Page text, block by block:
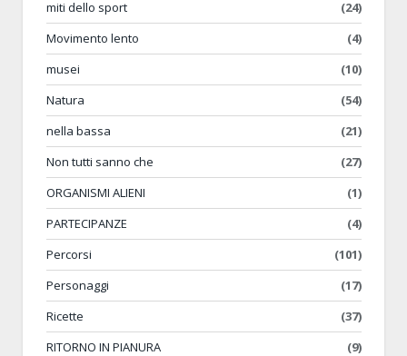
miti dello sport
(24)
Movimento lento
(4)
musei
(10)
Natura
(54)
nella bassa
(21)
Non tutti sanno che
(27)
ORGANISMI ALIENI
(1)
PARTECIPANZE
(4)
Percorsi
(101)
Personaggi
(17)
Ricette
(37)
RITORNO IN PIANURA
(9)